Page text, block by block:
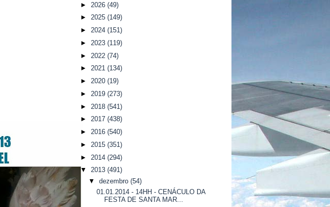
► 2026 (49)
► 2025 (149)
► 2024 (151)
► 2023 (119)
► 2022 (74)
► 2021 (134)
► 2020 (19)
► 2019 (273)
► 2018 (541)
► 2017 (438)
► 2016 (540)
► 2015 (351)
► 2014 (294)
▼ 2013 (491)
▼ dezembro (54)
01.01.2014 - 14HH - CENÁCULO DA
FESTA DE SANTA MAR...